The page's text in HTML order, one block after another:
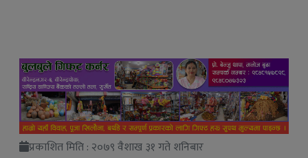
प्रकाशित मिति : २०७९ वैशाख ३१ गते शनिबार